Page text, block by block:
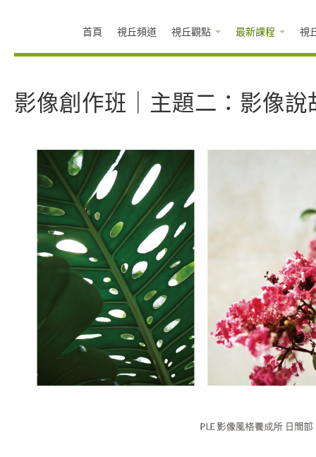
首頁 視丘頻道 視丘觀點 最新課程 視
影像創作班｜主題二：影像